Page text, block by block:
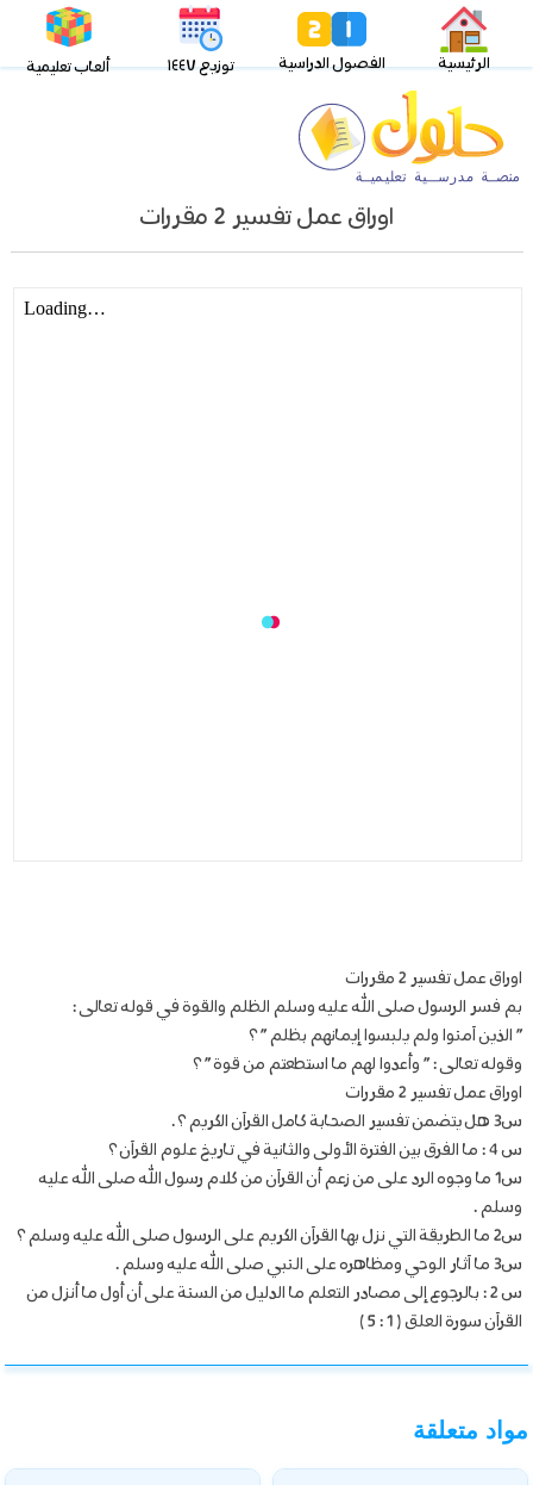
الرئيسية الفصول الدراسية توزيع ١٤٤٧ ألعاب تعليمية
اوراق عمل تفسير 2 مقررات
اوراق عمل تفسير 2 مقررات
بم فسر الرسول صلى الله عليه وسلم الظلم والقوة في قوله تعالى :
” الذين آمنوا ولم يلبسوا إيمانهم بظلم ” ؟
وقوله تعالى : ” وأعدوا لهم ما استطعتم من قوة ” ؟
اوراق عمل تفسير 2 مقررات
س3 هل يتضمن تفسير الصحابة كامل القرآن الكريم ؟ .
س 4 : ما الفرق بين الفترة الأولى والثانية في تاريخ علوم القرآن ؟
س1 ما وجوه الرد على من زعم أن القرآن من كلام رسول الله صلى الله عليه
وسلم .
س2 ما الطريقة التي نزل بها القرآن الكريم على الرسول صلى الله عليه وسلم ؟
س3 ما آثار الوحي ومظاهره على النبي صلى الله عليه وسلم .
س 2 : بالرجوع إلى مصادر التعلم ما الدليل من السنة على أن أول ما أنزل من
القرآن سورة العلق ( 1 : 5 )
مواد متعلقة